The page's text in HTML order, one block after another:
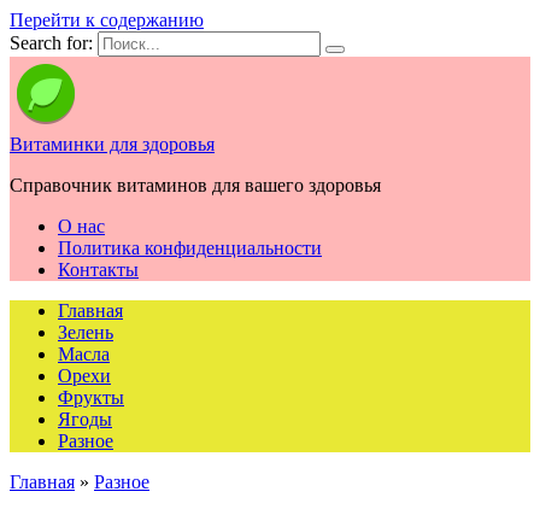
Перейти к содержанию
Search for:
Витаминки для здоровья
Справочник витаминов для вашего здоровья
О нас
Политика конфиденциальности
Контакты
Главная
Зелень
Масла
Орехи
Фрукты
Ягоды
Разное
Главная » Разное